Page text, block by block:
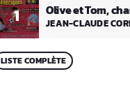
1 Olive et Tom,
JEAN-CLAUDE
LISTE COMPLÈTE